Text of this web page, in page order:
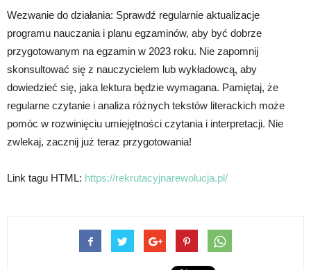
Wezwanie do działania: Sprawdź regularnie aktualizacje
programu nauczania i planu egzaminów, aby być dobrze
przygotowanym na egzamin w 2023 roku. Nie zapomnij
skonsultować się z nauczycielem lub wykładowcą, aby
dowiedzieć się, jaka lektura będzie wymagana. Pamiętaj, że
regularne czytanie i analiza różnych tekstów literackich może
pomóc w rozwinięciu umiejętności czytania i interpretacji. Nie
zwlekaj, zacznij już teraz przygotowania!
Link tagu HTML: https://rekrutacyjnarewolucja.pl/